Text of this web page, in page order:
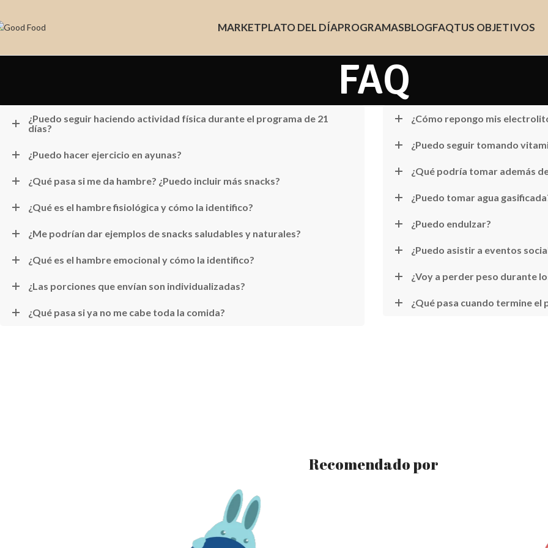
MARKETPLATO DEL DÍAPROGRAMASBLOGFAQTUS OBJETIVOS
FAQ
¿Puedo seguir haciendo actividad física durante el programa de 21
días?
¿Puedo hacer ejercicio en ayunas?
¿Qué pasa si me da hambre? ¿Puedo incluir más snacks?
¿Qué es el hambre fisiológica y cómo la identifico?
¿Me podrían dar ejemplos de snacks saludables y naturales?
¿Qué es el hambre emocional y cómo la identifico?
¿Las porciones que envían son individualizadas?
¿Qué pasa si ya no me cabe toda la comida?
¿Cómo repongo mis
¿Puedo seguir tomando
¿Qué podría tomar además
¿Puedo tomar agua
¿Puedo endulzar?
¿Puedo asistir a eventos
¿Voy a perder peso durante
¿Qué pasa cuando termine el
Recomendado por